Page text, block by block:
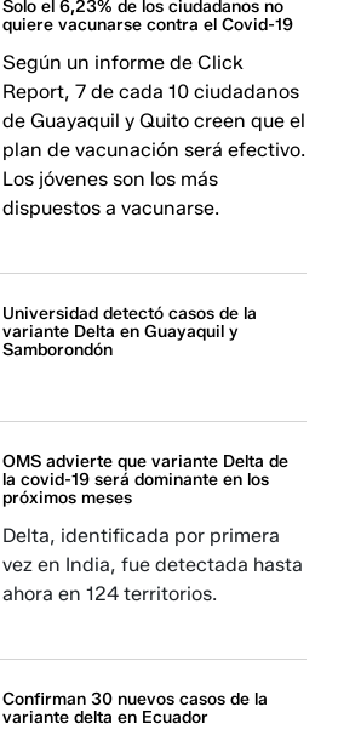
Solo el 6,23% de los ciudadanos no
quiere vacunarse contra el Covid-19
Según un informe de Click
Report, 7 de cada 10 ciudadanos
de Guayaquil y Quito creen que el
plan de vacunación será efectivo.
Los jóvenes son los más
dispuestos a vacunarse.
Universidad detectó casos de la
variante Delta en Guayaquil y
Samborondón
OMS advierte que variante Delta de
la covid-19 será dominante en los
próximos meses
Delta, identificada por primera
vez en India, fue detectada hasta
ahora en 124 territorios.
Confirman 30 nuevos casos de la
variante delta en Ecuador